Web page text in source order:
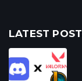
LATEST